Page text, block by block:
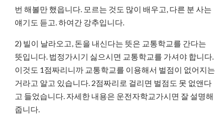
번 해볼만 했읍니다. 모르는 것도 많이 배우고, 다른 분 사는
얘기도 듣고. 하여간 강추입니다.
2) 빌이 날라오고, 돈을 내신다는 뜻은 교통학교를 간다는
뜻입니다. 법정가시기 싫으시면 교통학교를 가셔야 합니다.
이것도 1점짜리니까 교통학교를 이용해서 벌점이 없어지는
거라고 알고 있습니다. 2점짜리로 걸리면 벌점도 못 없앤다
고 들었습니다. 자세한 내용은 운전자학교가시면 잘 설명해
줍니다.